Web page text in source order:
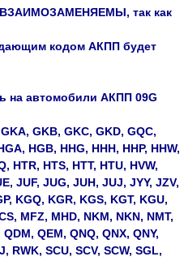
так как
кодом АКПП будет
на автомобили АКПП 09G
GKB, GKC, GKD, GQC,
HGB, HHG, HHH, HHP, HHW,
HTR, HTS, HTT, HTU, HVW,
JUF, JUG, JUH, JUJ, JYY, JZV,
KGQ, KGR, KGS, KGT, KGU,
MFZ, MHD, NKM, NKN, NMT,
QEM, QNQ, QNX, QNY,
RWK, SCU, SCV, SCW, SGL,